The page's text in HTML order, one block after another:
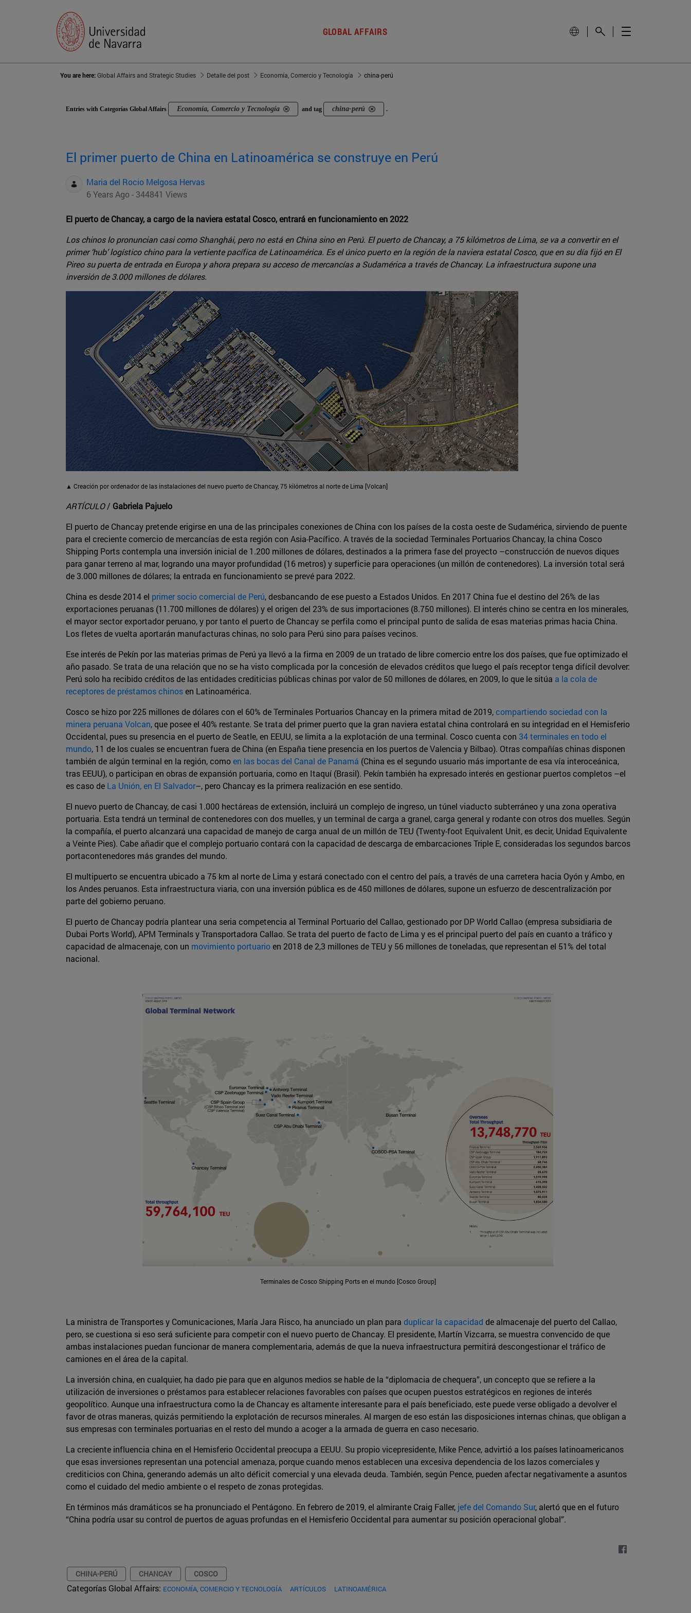
GLOBAL AFFAIRS
You are here:Global Affairs and Strategic Studies Detalle del post Economía, Comercio y Tecnología china-perú
Entries with Categorías Global Affairs Economía, Comercio y Tecnología and tag china-perú .
El primer puerto de China en Latinoamérica se construye en Perú
Maria del Rocio Melgosa Hervas
6 Years Ago - 344841 Views
El puerto de Chancay, a cargo de la naviera estatal Cosco, entrará en funcionamiento en 2022
Los chinos lo pronuncian casi como Shanghái, pero no está en China sino en Perú. El puerto de Chancay, a 75 kilómetros de Lima, se va a convertir en el
primer ‘hub’ logístico chino para la vertiente pacífica de Latinoamérica. Es el único puerto en la región de la naviera estatal Cosco, que en su día fijó en El
Pireo su puerta de entrada en Europa y ahora prepara su acceso de mercancías a Sudamérica a través de Chancay. La infraestructura supone una
inversión de 3.000 millones de dólares.
▲ Creación por ordenador de las instalaciones del nuevo puerto de Chancay, 75 kilómetros al norte de Lima [Volcan]
ARTÍCULO/ Gabriela Pajuelo
El puerto de Chancay pretende erigirse en una de las principales conexiones de China con los países de la costa oeste de Sudamérica, sirviendo de puente
para el creciente comercio de mercancías de esta región con Asia-Pacífico. A través de la sociedad Terminales Portuarios Chancay, la china Cosco
Shipping Ports contempla una inversión inicial de 1.200 millones de dólares, destinados a la primera fase del proyecto –construcción de nuevos diques
para ganar terreno al mar, logrando una mayor profundidad (16 metros) y superficie para operaciones (un millón de contenedores). La inversión total será
de 3.000 millones de dólares; la entrada en funcionamiento se prevé para 2022.
China es desde 2014 el primer socio comercial de Perú, desbancando de ese puesto a Estados Unidos. En 2017 China fue el destino del 26% de las
exportaciones peruanas (11.700 millones de dólares) y el origen del 23% de sus importaciones (8.750 millones). El interés chino se centra en los minerales,
el mayor sector exportador peruano, y por tanto el puerto de Chancay se perfila como el principal punto de salida de esas materias primas hacia China.
Los fletes de vuelta aportarán manufacturas chinas, no solo para Perú sino para países vecinos.
Ese interés de Pekín por las materias primas de Perú ya llevó a la firma en 2009 de un tratado de libre comercio entre los dos países, que fue optimizado el
año pasado. Se trata de una relación que no se ha visto complicada por la concesión de elevados créditos que luego el país receptor tenga difícil devolver:
Perú solo ha recibido créditos de las entidades crediticias públicas chinas por valor de 50 millones de dólares, en 2009, lo que le sitúa a la cola de
receptores de préstamos chinosen Latinoamérica.
Cosco se hizo por 225 millones de dólares con el 60% de Terminales Portuarios Chancay en la primera mitad de 2019,compartiendo sociedad con la
minera peruana Volcan, que posee el 40% restante. Se trata del primer puerto que la gran naviera estatal china controlará en su integridad en el Hemisferio
Occidental, pues su presencia en el puerto de Seatle, en EEUU, se limita a la explotación de una terminal. Cosco cuenta con 34 terminales en todo el
mundo, 11 de los cuales se encuentran fuera de China (en España tiene presencia en los puertos de Valencia y Bilbao). Otras compañías chinas disponen
también de algún terminal en la región, comoen las bocas del Canal de Panamá (China es el segundo usuario más importante de esa vía interoceánica,
tras EEUU), o participan en obras de expansión portuaria, como en Itaquí (Brasil). Pekín también ha expresado interés en gestionar puertos completos –el
es caso de La Unión, en El Salvador–, pero Chancay es la primera realización en ese sentido.
El nuevo puerto de Chancay, de casi 1.000 hectáreas de extensión, incluirá un complejo de ingreso, un túnel viaducto subterráneo y una zona operativa
portuaria. Esta tendrá un terminal de contenedores con dos muelles, y un terminal de carga a granel, carga general y rodante con otros dos muelles. Según
la compañía, el puerto alcanzará una capacidad de manejo de carga anual de un millón de TEU (Twenty-foot Equivalent Unit, es decir, Unidad Equivalente
a Veinte Pies). Cabe añadir que el complejo portuario contará con la capacidad de descarga de embarcaciones Triple E, consideradas los segundos barcos
portacontenedores más grandes del mundo.
El multipuerto se encuentra ubicado a 75 km al norte de Lima y estará conectado con el centro del país, a través de una carretera hacia Oyón y Ambo, en
los Andes peruanos. Esta infraestructura viaria, con una inversión pública es de 450 millones de dólares, supone un esfuerzo de descentralización por
parte del gobierno peruano.
El puerto de Chancay podría plantear una seria competencia al Terminal Portuario del Callao, gestionado por DP World Callao (empresa subsidiaria de
Dubai Ports World), APM Terminals y Transportadora Callao. Se trata del puerto de facto de Lima y es el principal puerto del país en cuanto a tráfico y
capacidad de almacenaje, con un movimiento portuarioen 2018 de 2,3 millones de TEU y 56 millones de toneladas, que representan el 51% del total
nacional.
Terminales de Cosco Shipping Ports en el mundo [Cosco Group]
La ministra de Transportes y Comunicaciones, María Jara Risco, ha anunciado un plan para duplicar la capacidad de almacenaje del puerto del Callao,
pero, se cuestiona si eso será suficiente para competir con el nuevo puerto de Chancay. El presidente, Martín Vizcarra, se muestra convencido de que
ambas instalaciones puedan funcionar de manera complementaria, además de que la nueva infraestructura permitirá descongestionar el tráfico de
camiones en el área de la capital.
La inversión china, en cualquier, ha dado pie para que en algunos medios se hable de la “diplomacia de chequera”, un concepto que se refiere a la
utilización de inversiones o préstamos para establecer relaciones favorables con países que ocupen puestos estratégicos en regiones de interés
geopolítico. Aunque una infraestructura como la de Chancay es altamente interesante para el país beneficiado, este puede verse obligado a devolver el
favor de otras maneras, quizás permitiendo la explotación de recursos minerales. Al margen de eso están las disposiciones internas chinas, que obligan a
sus empresas con terminales portuarias en el resto del mundo a acoger a la armada de guerra en caso necesario.
La creciente influencia china en el Hemisferio Occidental preocupa a EEUU. Su propio vicepresidente, Mike Pence, advirtió a los países latinoamericanos
que esas inversiones representan una potencial amenaza, porque cuando menos establecen una excesiva dependencia de los lazos comerciales y
crediticios con China, generando además un alto déficit comercial y una elevada deuda. También, según Pence, pueden afectar negativamente a asuntos
como el cuidado del medio ambiente o el respeto de zonas protegidas.
En términos más dramáticos se ha pronunciado el Pentágono. En febrero de 2019, el almirante Craig Faller, jefe del Comando Sur, alertó que en el futuro
“China podría usar su control de puertos de aguas profundas en el Hemisferio Occidental para aumentar su posición operacional global”.
CHINA-PERÚ CHANCAY COSCO
Categorías Global Affairs: ECONOMÍA, COMERCIO Y TECNOLOGÍA ARTÍCULOS LATINOAMÉRICA